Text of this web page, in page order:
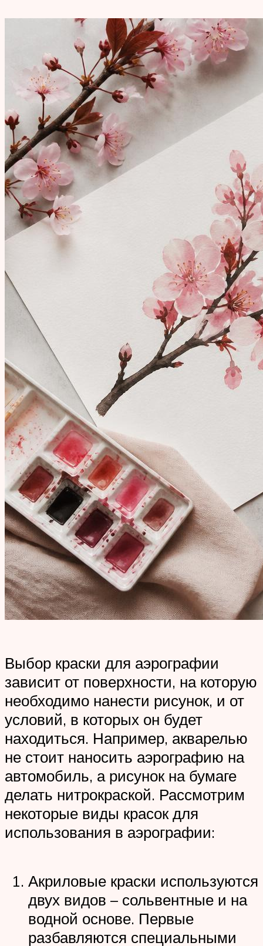
Выбор краски для аэрографии
зависит от поверхности, на которую
необходимо нанести рисунок, и от
условий, в которых он будет
находиться. Например, акварелью
не стоит наносить аэрографию на
автомобиль, а рисунок на бумаге
делать нитрокраской. Рассмотрим
некоторые виды красок для
использования в аэрографии:
Акриловые краски используются
двух видов – сольвентные и на
водной основе. Первые
разбавляются специальными